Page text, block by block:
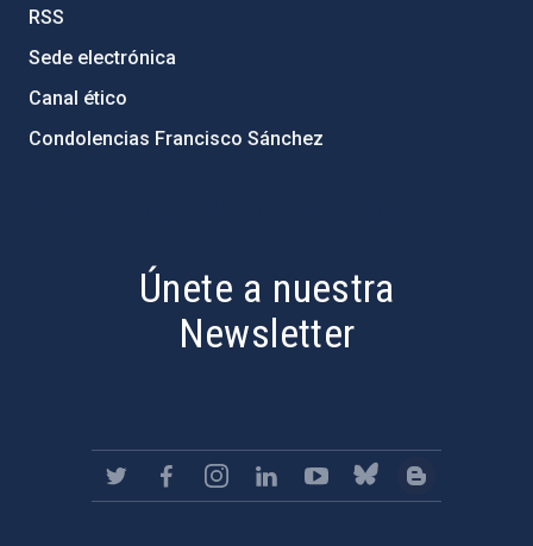
RSS
Sede electrónica
Canal ético
Condolencias Francisco Sánchez
Únete a nuestra
Newsletter